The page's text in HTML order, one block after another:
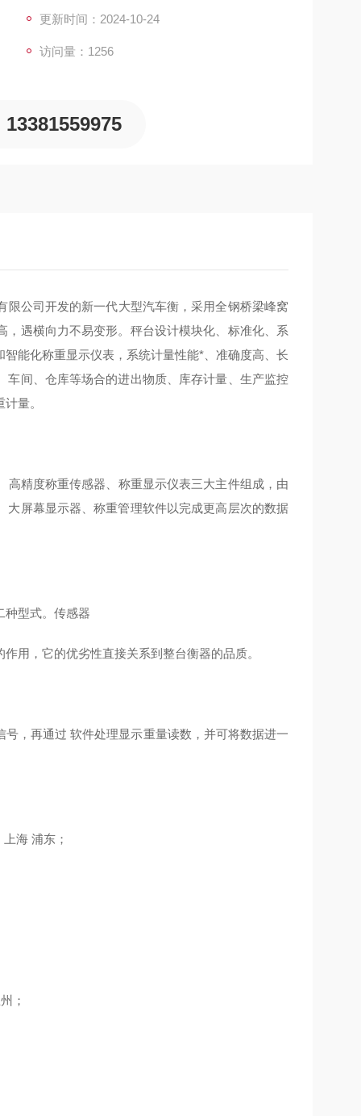
更新时间：2024-10-24
访问量：1256
13381559975
限公司开发的新一代大型汽车衡，采用全钢桥梁峰窝
遇横向力不易变形。秤台设计模块化、标准化、系
能化称重显示仪表，系统计量性能*、准确度高、长
间、仓库等场合的进出物质、库存计量、生产监控
量。
高精度称重传感器、称重显示仪表三大主件组成，由
屏幕显示器、称重管理软件以完成更高层次的数据
种型式。传感器
用，它的优劣性直接关系到整台衡器的品质。
，再通过 软件处理显示重量读数，并可将数据进一
海 浦东；
；